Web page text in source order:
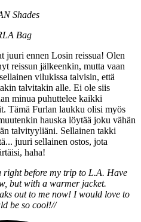
Shades
Bag
juuri ennen Losin reissua! Olen
reissun jälkeenkin, mutta vaan
vilukissa talvisin, että
talvitakin alle. Ei ole siis
minua puhuttelee kaikki
Tämä Furlan laukku olisi myös
hauska löytää joku vähän
talvityyliäni. Sellainen takki
juuri sellainen ostos, jota
haha!
right before my trip to L.A. Have
but with a warmer jacket.
out to me now! I would love to
be so cool!//